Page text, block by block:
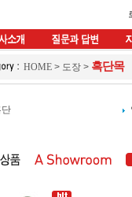
HOME > 도장 > 흑단목
단